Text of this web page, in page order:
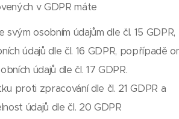
v GDPR máte
osobním údajům dle čl. 15 GDPR,
údajů dle čl. 16 GDPR, popřípadě
údajů dle čl. 17 GDPR.
proti zpracování dle čl. 21 GDPR a
údajů dle čl. 20 GDPR